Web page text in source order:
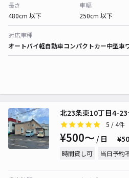
長さ
480cm 以下
車幅
250cm 以下
対応車種
オートバイ軽自動車コンパクトカー中型車
北23条東10丁目4-
5 / 4件
¥500〜 / 日
時間貸し可 当日予約